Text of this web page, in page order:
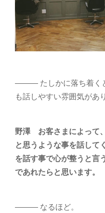
――― たしかに落ち着く
も話しやすい雰囲気があ
野澤
お客さまによって
と思うような事を話して
を話す事で心が整うと言
であれたらと思います。
――― なるほど。